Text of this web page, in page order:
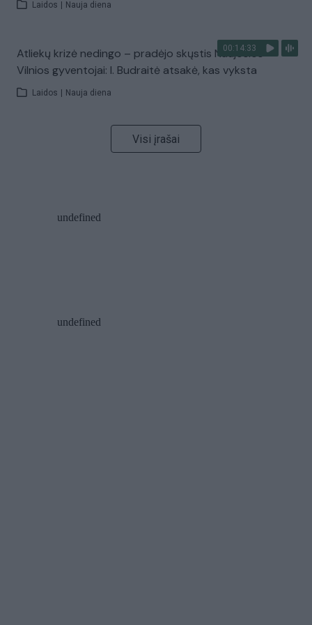
Laidos Nauja diena
00:14:33
Atliekų krizė nedingo – pradėjo skųstis Naujosios
Vilnios gyventojai: I. Budraitė atsakė, kas vyksta
Laidos Nauja diena
Visi įrašai